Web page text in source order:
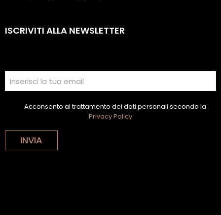
ISCRIVITI ALLA NEWSLETTER
Acconsento al trattamento dei dati personali secondo la
Privacy Policy
INVIA